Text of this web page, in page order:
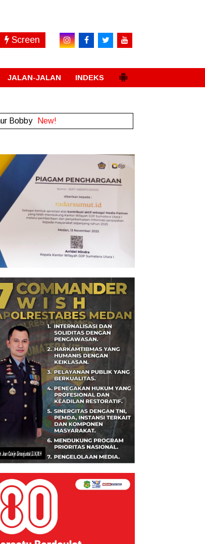
Screen
JALAN-JALAN INDEKS
Bobby New!